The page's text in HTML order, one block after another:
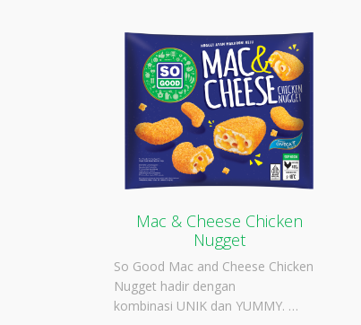
Mac & Cheese Chicken
Nugget
So Good Mac and Cheese Chicken
Nugget hadir dengan
kombinasi UNIK dan YUMMY. …